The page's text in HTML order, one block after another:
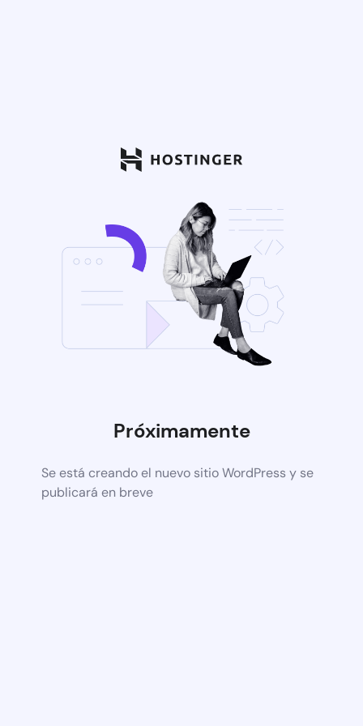
Próximamente
Se está creando el nuevo sitio WordPress y se
publicará en breve